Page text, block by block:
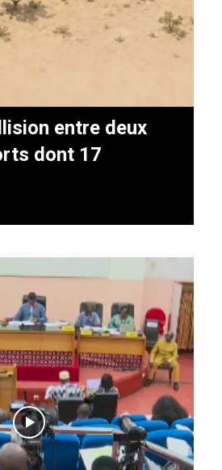
entre deux
dont 17